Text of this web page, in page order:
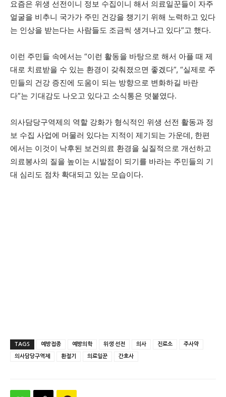
요즘은 위생 선전이니 정보 수집이니 해서 의료일꾼들이 자주
얼굴을 비추니 국가가 주민 건강을 챙기기 위해 노력하고 있다
는 인상을 받는다는 사람들도 조금씩 생겨나고 있다”고 했다.
이런 주민들 속에서는 “이런 활동을 바탕으로 해서 아플 때 제
대로 치료받을 수 있는 환경이 갖춰졌으면 좋겠다”, “실제로 주
민들의 건강 증진에 도움이 되는 방향으로 변화하길 바란
다”는 기대감도 나오고 있다고 소식통은 덧붙였다.
의사담당구역제의 역할 강화가 형식적인 위생 선전 활동과 정
보 수집 사업에 머물러 있다는 지적이 제기되는 가운데, 한편
에서는 이것이 낙후된 보건의료 환경을 실질적으로 개선하고
의료봉사의 질을 높이는 시발점이 되기를 바라는 주민들의 기
대 심리도 점차 확대되고 있는 모습이다.
TAGS 예방접종 예방의학 위생 선전 의사 진료소 주사약
의사담당구역제 환절기 의료일꾼 간호사